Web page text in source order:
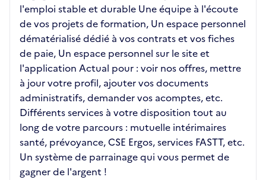
l'emploi stable et durable Une équipe à l'écoute
de vos projets de formation, Un espace personnel
dématérialisé dédié à vos contrats et vos fiches
de paie, Un espace personnel sur le site et
l'application Actual pour : voir nos offres, mettre
à jour votre profil, ajouter vos documents
administratifs, demander vos acomptes, etc.
Différents services à votre disposition tout au
long de votre parcours : mutuelle intérimaires
santé, prévoyance, CSE Ergos, services FASTT, etc.
Un système de parrainage qui vous permet de
gagner de l'argent !